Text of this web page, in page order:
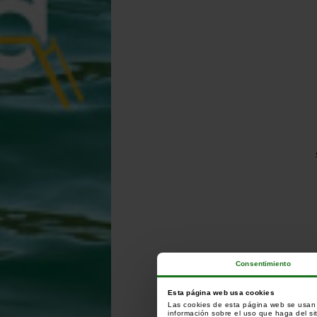
Consentimiento
Esta página web usa cookies
Las cookies de esta página web se
información sobre el uso que haga del